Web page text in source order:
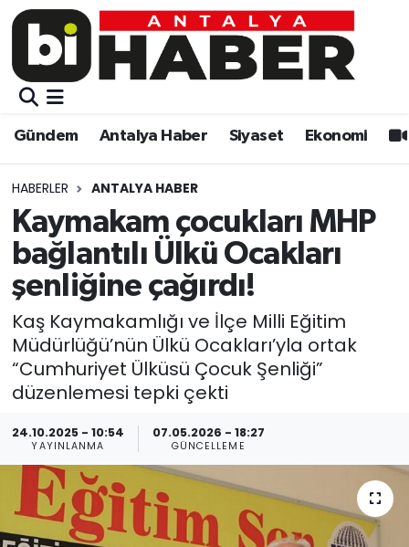
Gündem Antalya Haber Siyaset Ekonomi
HABERLER ANTALYA HABER
Kaymakam çocukları MHP
bağlantılı Ülkü Ocakları
şenliğine çağırdı!
Kaş Kaymakamlığı ve İlçe Milli Eğitim
Müdürlüğü’nün Ülkü Ocakları’yla ortak
“Cumhuriyet Ülküsü Çocuk Şenliği”
düzenlemesi tepki çekti
24.10.2025 - 10:54
YAYINLANMA
07.05.2026 - 18:27
GÜNCELLEME
Gündem
Siyaset
Ekonomi
Video
Eğitim
Kültür-sanat
Sağlık
Spor
Teknoloji
Resmi İlanlar
Gündem
Siyaset
Ekonomi
Kültür-sanat
Sağlık
Spor
Teknoloji
Yaşam
Künye
Muratpaşa Nöbetçi Eczaneler
Muratpaşa Trafik Yoğunluk Haritası
Süper Lig Puan Durumu ve Fikstür
Tüm Manşetler
Son Dakika Haberleri
Haber Arşivi